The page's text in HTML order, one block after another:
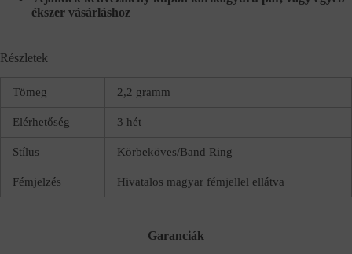
ékszer vásárláshoz
Részletek
Tömeg 2,2 gramm
Elérhetőség 3 hét
Stílus Körbeköves/Band Ring
Fémjelzés Hivatalos magyar fémjellel ellátva
Garanciák